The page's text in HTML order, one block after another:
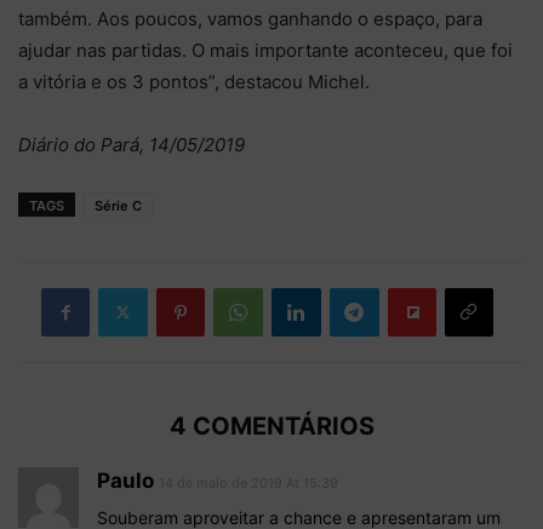
também. Aos poucos, vamos ganhando o espaço, para
ajudar nas partidas. O mais importante aconteceu, que foi
a vitória e os 3 pontos”, destacou Michel.
Diário do Pará, 14/05/2019
TAGS Série C
4 COMENTÁRIOS
Paulo
Souberam aproveitar a chance e apresentaram um